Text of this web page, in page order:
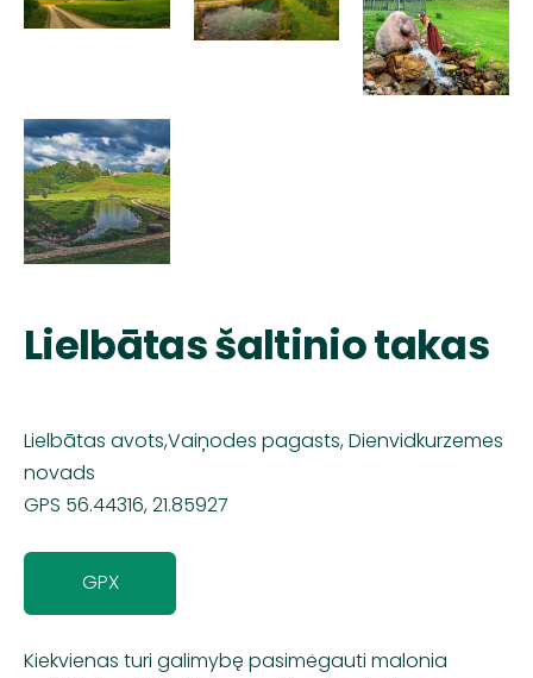
Lielbātas šaltinio takas
Lielbātas avots,Vaiņodes pagasts, Dienvidkurzemes
novads
GPS 56.44316, 21.85927
GPX
Kiekvienas turi galimybę pasimėgauti malonia